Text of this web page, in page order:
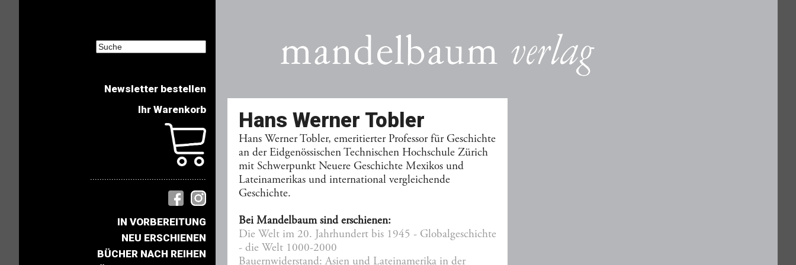
Newsletter bestellen
Ihr Warenkorb
.................................................
IN VORBEREITUNG
NEU ERSCHIENEN
BÜCHER NACH REIHEN
Hans Werner Tobler
Hans Werner Tobler, emeritierter Professor für Geschichte
an der Eidgenössischen Technischen Hochschule Zürich
mit Schwerpunkt Neuere Geschichte Mexikos und
Lateinamerikas und international vergleichende
Geschichte.
Bei Mandelbaum sind erschienen:
Die Welt im 20. Jahrhundert bis 1945 - Globalgeschichte
- die Welt 1000-2000
Bauernwiderstand: Asien und Lateinamerika in der